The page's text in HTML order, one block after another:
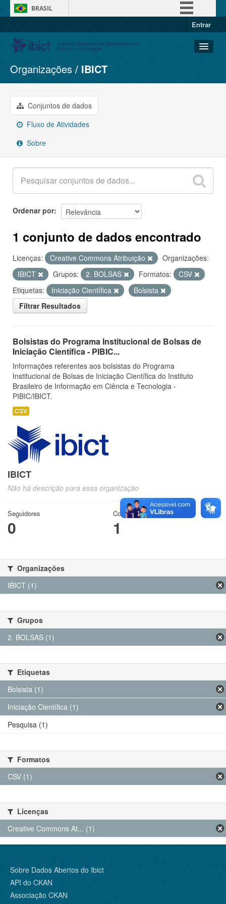
BRASIL
Entrar
Conjuntos de dados
Organizações
Grupos
Sobre
Organizações IBICT
Conjuntos de dados
Fluxo de Atividades
Sobre
Ordenar por
1 conjunto de dados encontrado
Licenças: Creative Commons Atribuição
Organizações:
IBICT
Grupos: 2. BOLSAS Formatos:
CSV
Etiquetas:
Iniciação Científica
Bolsista
Filtrar Resultados
Bolsistas do Programa Institucional de Bolsas de
Iniciação Científica - PIBIC...
Informações referentes aos bolsistas do Programa
Institucional de Bolsas de Iniciação Científica do Instituto
Brasileiro de Informação em Ciência e Tecnologia -
PIBIC/IBICT.
CSV
IBICT
Não há descrição para essa organização
Seguidores
0
Conjuntos de dados
1
Organizações
IBICT (1)
Grupos
2. BOLSAS (1)
Etiquetas
Bolsista (1)
Iniciação Científica (1)
Pesquisa (1)
Formatos
CSV (1)
Licenças
Creative Commons At... (1)
Sobre Dados Abertos do Ibict
API do CKAN
Associação CKAN